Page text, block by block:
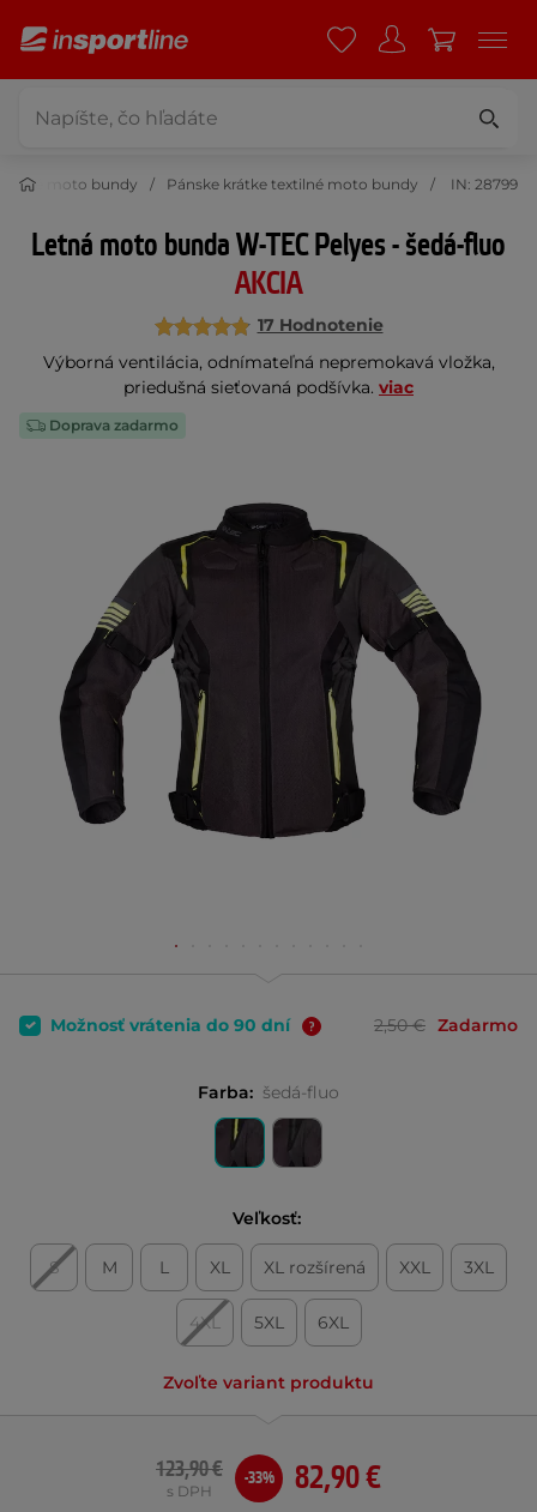
moto bundy Pánske krátke textilné moto bundy IN: 28799
Letná moto bunda W-TEC Pelyes - šedá-fluo
AKCIA
17 Hodnotenie
Výborná ventilácia, odnímateľná nepremokavá vložka,
priedušná sieťovaná podšívka. viac
Doprava zadarmo
Možnosť vrátenia do 90 dní 2,50 € Zadarmo
Farba: šedá-fluo
Veľkosť:
S M L XL XL rozšírená XXL 3XL
4XL 5XL 6XL
Zvoľte variant produktu
82,90 €
123,90 €
s DPH
-33%